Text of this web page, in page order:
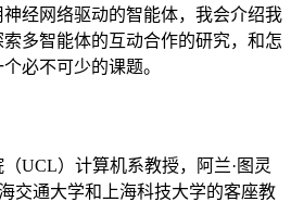
经网络驱动的智能体，我会介绍我
多智能体的互动合作的研究，和怎
必不可少的课题。
UCL）计算机系教授，阿兰·图灵
交通大学和上海科技大学的客座教